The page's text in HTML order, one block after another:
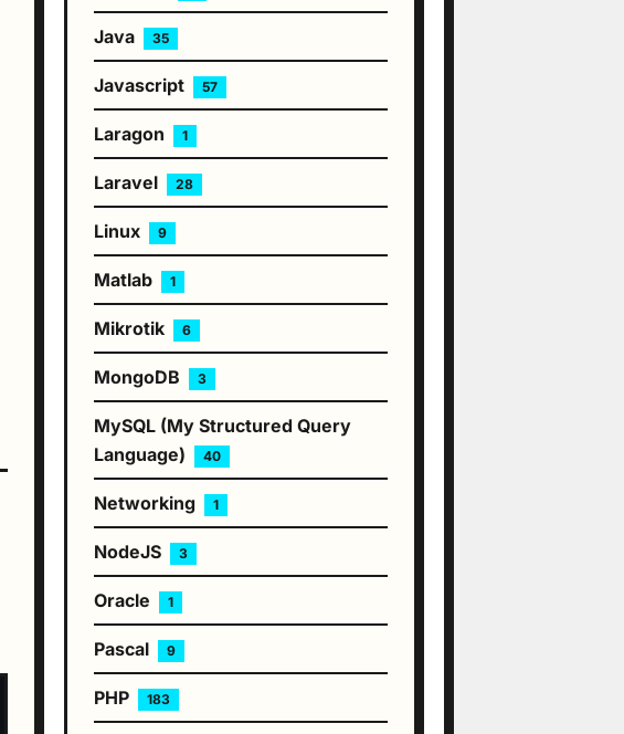
Java 35
Javascript 57
Laragon 1
Laravel 28
Linux 9
Matlab 1
Mikrotik 6
MongoDB 3
MySQL (My Structured Query
Language)
40
Networking 1
NodeJS 3
Oracle 1
Pascal 9
PHP 183